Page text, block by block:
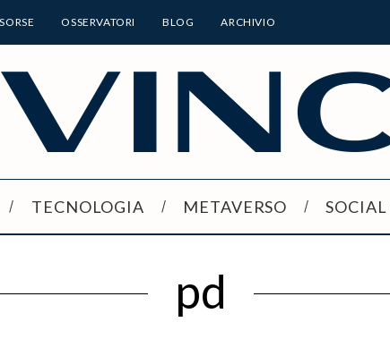
OSSERVATORI BLOG ARCHIVIO
TECNOLOGIA METAVERSO
pd